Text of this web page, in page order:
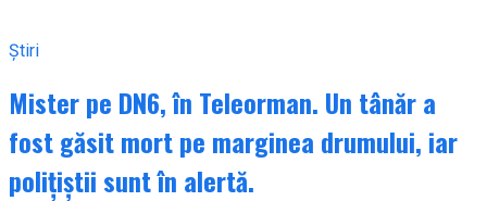
Știri
Mister pe DN6, în Teleorman. Un tânăr a
fost găsit mort pe marginea drumului, iar
polițiștii sunt în alertă.